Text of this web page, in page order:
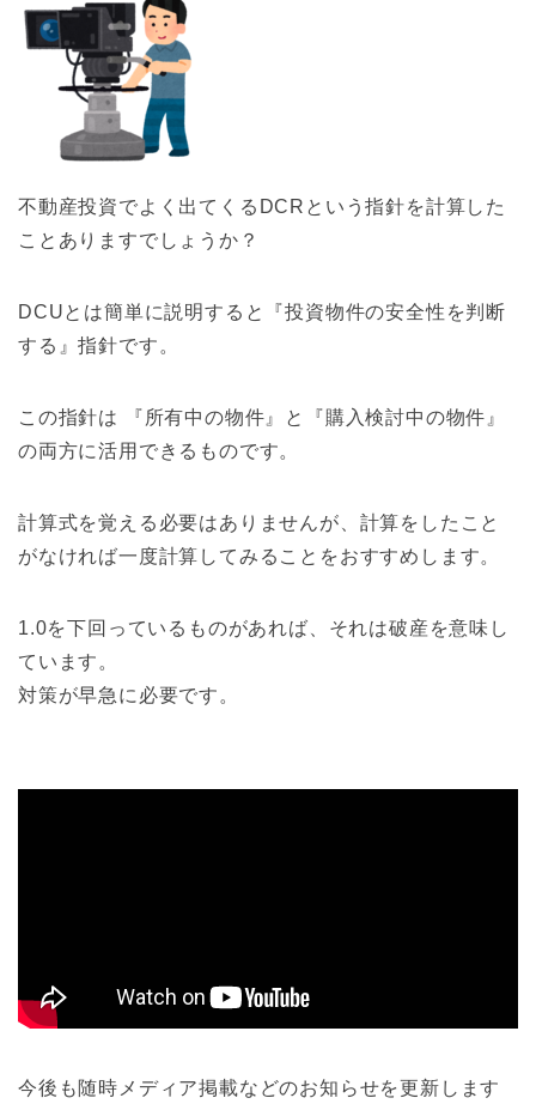
不動産投資でよく出てくるDCRという指針を計算した
ことありますでしょうか？
DCUとは簡単に説明すると『投資物件の安全性を判断
する』指針です。
この指針は 『所有中の物件』と『購入検討中の物件』
の両方に活用できるものです。
計算式を覚える必要はありませんが、計算をしたこと
がなければ一度計算してみることをおすすめします。
1.0を下回っているものがあれば、それは破産を意味し
ています。
対策が早急に必要です。
今後も随時メディア掲載などのお知らせを更新します